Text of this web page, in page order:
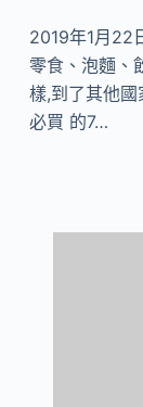
2019年1月22
零食、泡麵、
樣,到了其他
必買 的7…